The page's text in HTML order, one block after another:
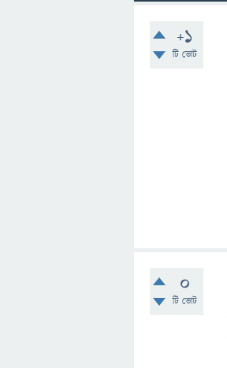
+1
টি ভোট
0
টি ভোট